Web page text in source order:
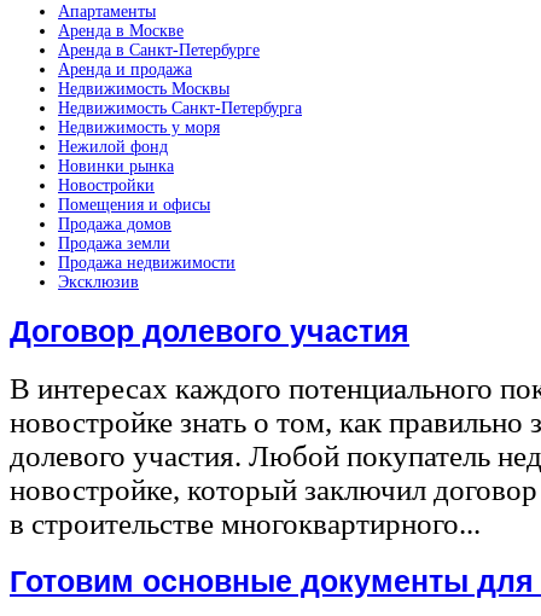
Апартаменты
Аренда в Москве
Аренда в Санкт-Петербурге
Аренда и продажа
Недвижимость Москвы
Недвижимость Санкт-Петербурга
Недвижимость у моря
Нежилой фонд
Новинки рынка
Новостройки
Помещения и офисы
Продажа домов
Продажа земли
Продажа недвижимости
Эксклюзив
Договор долевого участия
В интересах каждого потенциального
новостройке знать о том, как правильно
долевого участия. Любой покупатель
новостройке, который заключил
в строительстве многоквартирного...
Готовим основные документы